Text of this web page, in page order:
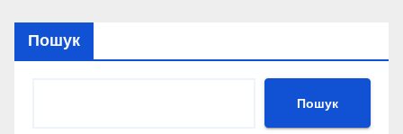
Пошук
Пошук